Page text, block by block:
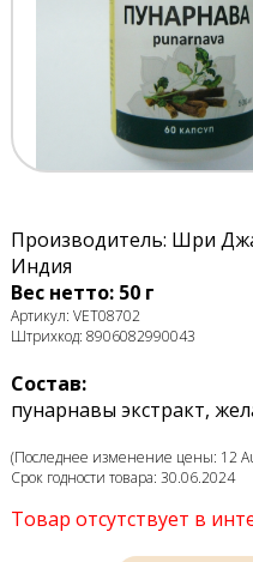
Производитель: Шри
Индия
Вес нетто: 50 г
Артикул: VET08702
Штрихкод: 8906082990043
Состав:
пунарнавы экстракт,
(Последнее изменение цены: 12
Срок годности товара: 30.06.2024
Товар отсутствует в